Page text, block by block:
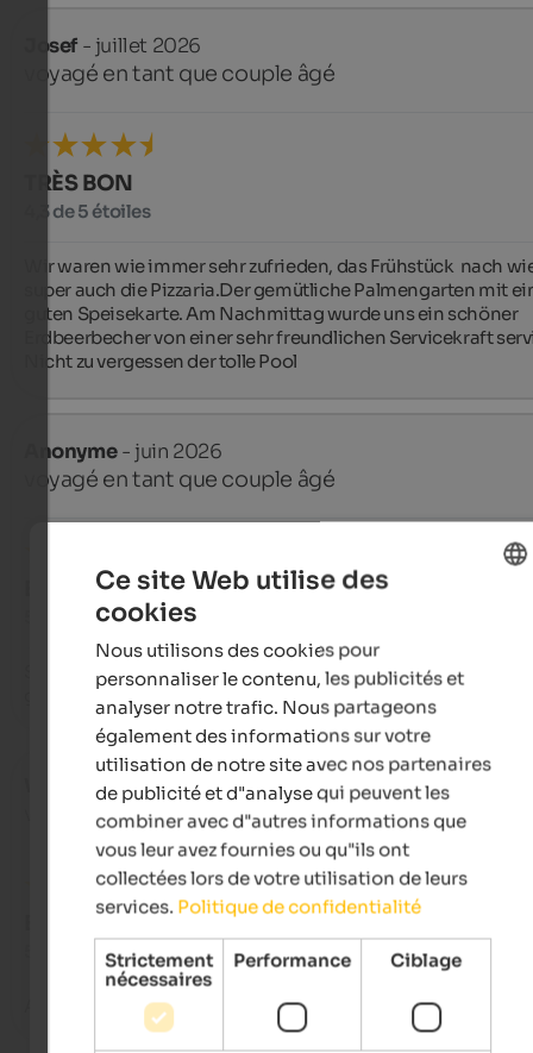
Josef - juillet 2026
voyagé en tant que couple âgé
TRÈS BON
4,3 de 5 étoiles
Wir waren wie immer sehr zufrieden, das Frühstück  nach
super auch die Pizzaria.Der gemütliche Palmengarten mit
guten Speisekarte. Am Nachmittag wurde uns ein schöner
Erdbeerbecher von einer sehr freundlichen Servicekraft
Nicht zu vergessen der tolle Pool
Anonyme- juin 2026
voyagé en tant que couple âgé
EXCELLENT
5 de 5 étoiles
Sehr hilfsbereit und freundlich an der Rezeption
gute Verbindung zu den Öffis
Wolfgang Heinrich- juin 2026
voyagé en tant que voyageur seul
5 de 5 étoiles
Ce site Web utilise des
cookies
Nous utilisons des cookies pour
personnaliser le contenu, les publicités et
analyser notre trafic. Nous partageons
également des informations sur votre
utilisation de notre site avec nos partenaires
de publicité et d"analyse qui peuvent les
combiner avec d"autres informations que
vous leur avez fournies ou qu"ils ont
collectées lors de votre utilisation de leurs
services. Politique de confidentialité
Strictement
nécessaires
Performance Ciblage